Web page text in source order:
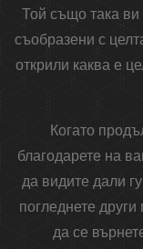
Той също така ви
съобразени с
открили каква е
Когато
благодарете на
да видите дали
погледнете
да се